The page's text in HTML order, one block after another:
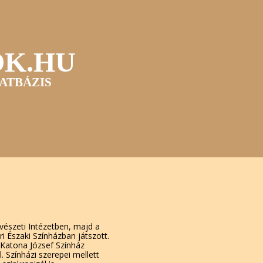
Intézetben, majd a
Északi Színházban játszott.
József Színház
Színházi szerepei mellett